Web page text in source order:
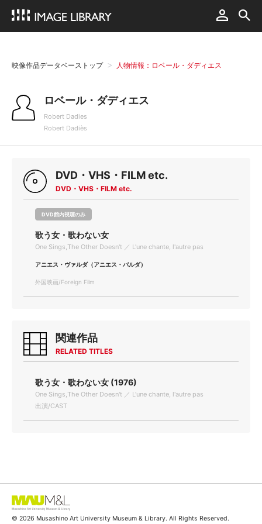
映像作品データベーストップ 人物情報：ロベール・ダディエス
ロベール・ダディエス
Robert Dadies
Robert Dadiès
DVD・VHS・FILM etc.
DVD・VHS・FILM etc.
DVD館内視聴のみ
歌う女・歌わない女
One Sings,The Other Doesn't ／ L'une chante, l'autre pas
アニエス・ヴァルダ（アニエス・バルダ）
外国映画/Foreign Film
関連作品
RELATED TITLES
歌う女・歌わない女 (1976)
One Sings,The Other Doesn't ／ L'une chante, l'autre pas
出演/CAST
© 2026 Musashino Art University Museum & Library. All Rights Reserved.